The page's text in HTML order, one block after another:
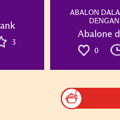
3
ABALON
Abalone
0